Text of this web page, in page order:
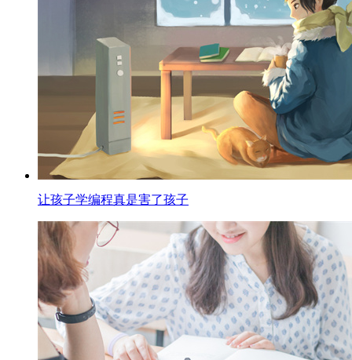
让孩子学编程真是害了孩子